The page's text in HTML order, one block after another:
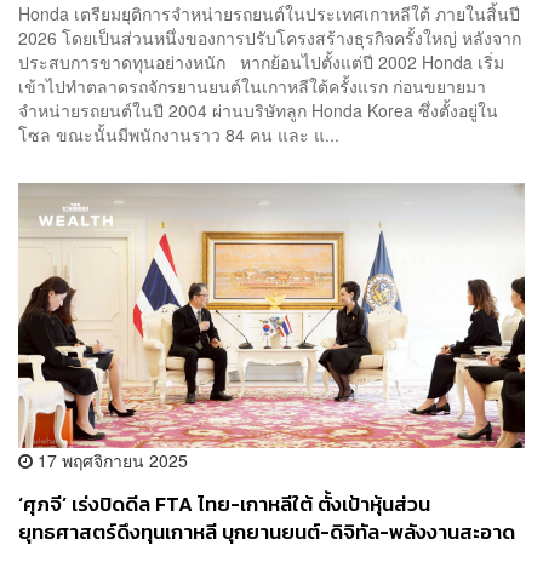
Honda เตรียมยุติการจำหน่ายรถยนต์ในประเทศเกาหลีใต้ ภายในสิ้นปี
2026 โดยเป็นส่วนหนึ่งของการปรับโครงสร้างธุรกิจครั้งใหญ่ หลังจาก
ประสบการขาดทุนอย่างหนัก หากย้อนไปตั้งแต่ปี 2002 Honda เริ่ม
เข้าไปทำตลาดรถจักรยานยนต์ในเกาหลีใต้ครั้งแรก ก่อนขยายมา
จำหน่ายรถยนต์ในปี 2004 ผ่านบริษัทลูก Honda Korea ซึ่งตั้งอยู่ใน
โซล ขณะนั้นมีพนักงานราว 84 คน และ แ...
17 พฤศจิกายน 2025
‘ศุภจี’ เร่งปิดดีล FTA ไทย-เกาหลีใต้ ตั้งเป้าหุ้นส่วน
ยุทธศาสตร์ดึงทุนเกาหลี บุกยานยนต์-ดิจิทัล-พลังงานสะอาด